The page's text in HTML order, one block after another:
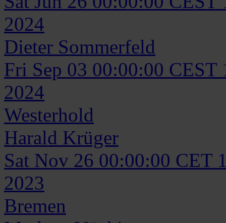
2024
Dieter Sommerfeld
Fri Sep 03 00:00:00 CEST
2024
Westerhold
Harald Krüger
Sat Nov 26 00:00:00 CET
2023
Bremen